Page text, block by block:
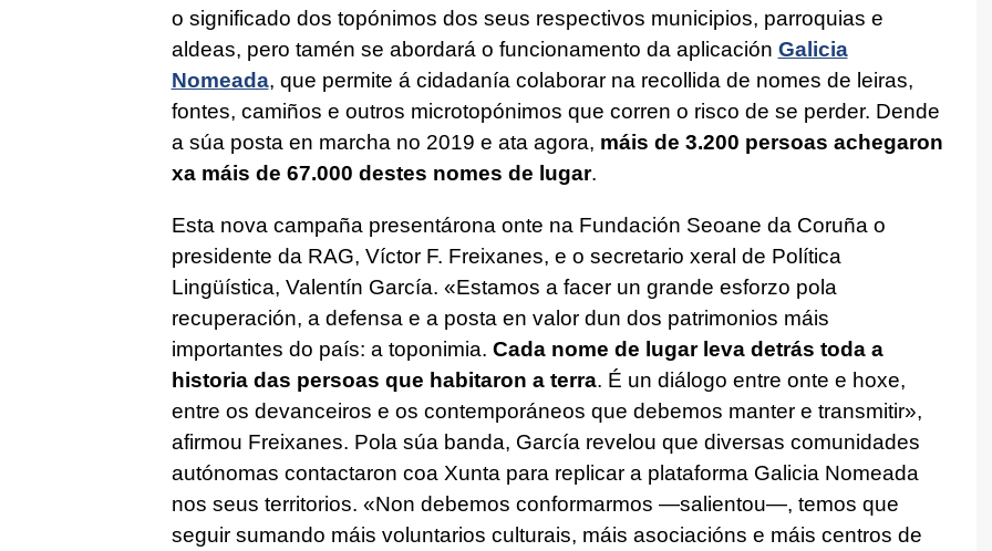
o significado dos topónimos dos seus respectivos municipios, parroquias e
aldeas, pero tamén se abordará o funcionamento da aplicación Galicia
Nomeada, que permite á cidadanía colaborar na recollida de nomes de leiras,
fontes, camiños e outros microtopónimos que corren o risco de se perder. Dende
a súa posta en marcha no 2019 e ata agora, máis de 3.200 persoas achegaron
xa máis de 67.000 destes nomes de lugar.
Esta nova campaña presentárona onte na Fundación Seoane da Coruña o
presidente da RAG, Víctor F. Freixanes, e o secretario xeral de Política
Lingüística, Valentín García. «Estamos a facer un grande esforzo pola
recuperación, a defensa e a posta en valor dun dos patrimonios máis
importantes do país: a toponimia. Cada nome de lugar leva detrás toda a
historia das persoas que habitaron a terra. É un diálogo entre onte e hoxe,
entre os devanceiros e os contemporáneos que debemos manter e transmitir»,
afirmou Freixanes. Pola súa banda, García revelou que diversas comunidades
autónomas contactaron coa Xunta para replicar a plataforma Galicia Nomeada
nos seus territorios. «Non debemos conformarmos —salientou—, temos que
seguir sumando máis voluntarios culturais, máis asociacións e máis centros de